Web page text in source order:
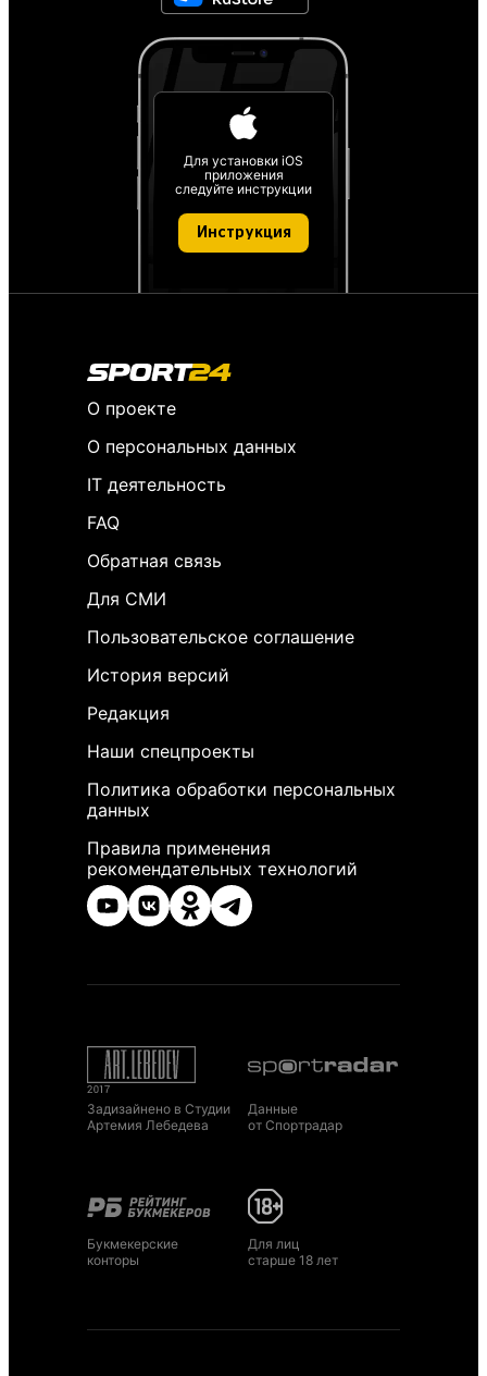
Для установки iOS
приложения
следуйте инструкции
Инструкция
О проекте
О персональных данных
IT деятельность
FAQ
Обратная связь
Для СМИ
Пользовательское соглашение
История версий
Редакция
Наши спецпроекты
Политика обработки персональных
данных
Правила применения
рекомендательных технологий
Задизайнено в Студии
Артемия Лебедева
Данные
от Спортрадар
Букмекерские
конторы
Для лиц
старше 18 лет